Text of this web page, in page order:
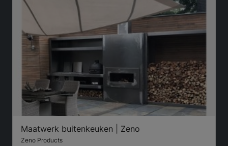
Maatwerk buitenkeuken | Zeno
Zeno Products